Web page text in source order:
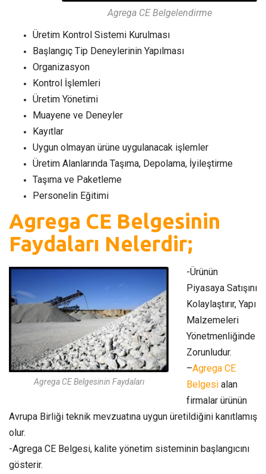
Agrega CE Belgelendirme
Üretim Kontrol Sistemi Kurulması
Başlangıç Tip Deneylerinin Yapılması
Organizasyon
Kontrol İşlemleri
Üretim Yönetimi
Muayene ve Deneyler
Kayıtlar
Uygun olmayan ürüne uygulanacak işlemler
Üretim Alanlarında Taşıma, Depolama, İyileştirme
Taşıma ve Paketleme
Personelin Eğitimi
Agrega CE Belgesinin
Faydaları Nelerdir;
Agrega CE Belgesinin Faydaları
-Ürünün
Piyasaya Satışını
Kolaylaştırır, Yapı
Malzemeleri
Yönetmenliğinde
Zorunludur.
–Agrega CE
Belgesi alan
firmalar ürünün
Avrupa Birliği teknik mevzuatına uygun üretildiğini kanıtlamış
olur.
-Agrega CE Belgesi, kalite yönetim sisteminin başlangıcını
gösterir.